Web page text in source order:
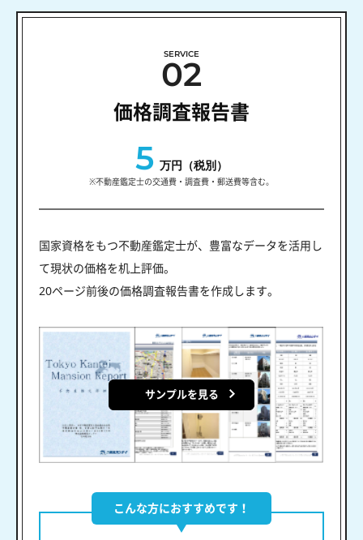
SERVICE
02
価格調査報告書
5 万円（税別）
※不動産鑑定士の交通費・調査費・郵送費等含む。
国家資格をもつ不動産鑑定士が、豊富なデータを活用し
て現状の価格を机上評価。
20ページ前後の価格調査報告書を作成します。
サンプルを見る
こんな方におすすめです！